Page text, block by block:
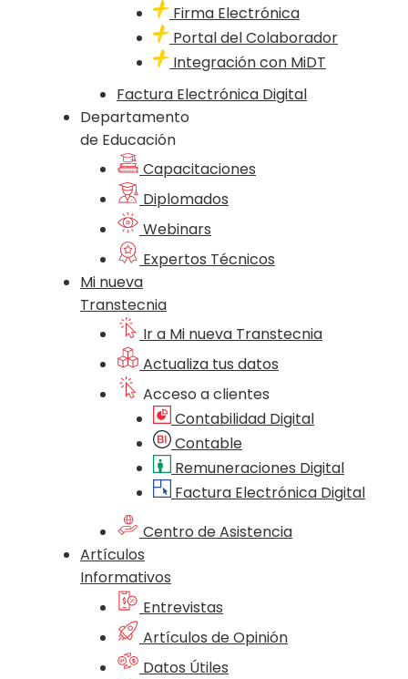
Firma Electrónica
Portal del Colaborador
Integración con MiDT
Factura Electrónica Digital
Departamento
de Educación
Capacitaciones
Diplomados
Webinars
Expertos Técnicos
Mi nueva
Transtecnia
Ir a Mi nueva Transtecnia
Actualiza tus datos
Acceso a clientes
Contabilidad Digital
Contable
Remuneraciones Digital
Factura Electrónica Digital
Centro de Asistencia
Artículos
Informativos
Entrevistas
Artículos de Opinión
Datos Útiles